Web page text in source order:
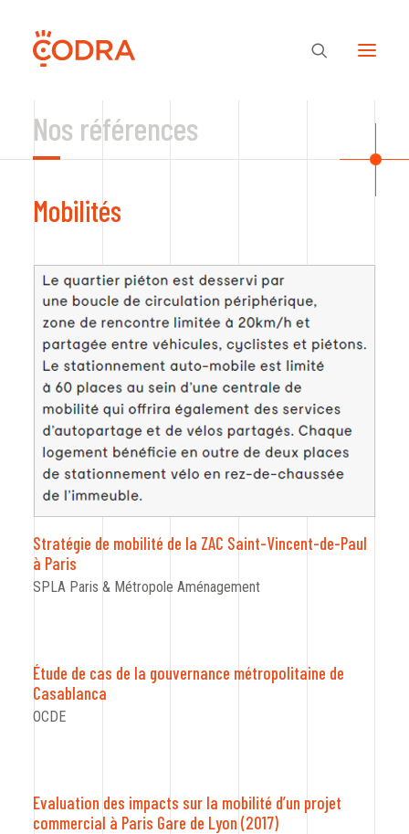
Des valeurs, une équipe
Nos savoir-faire
Notre regard
Nos références
CODRA recrute
Contact
Nos références
Mobilités
Stratégie de mobilité de la ZAC Saint-Vincent-de-Paul
à Paris
SPLA Paris & Métropole Aménagement
Étude de cas de la gouvernance métropolitaine de
Casablanca
OCDE
Evaluation des impacts sur la mobilité d’un projet
commercial à Paris Gare de Lyon (2017)